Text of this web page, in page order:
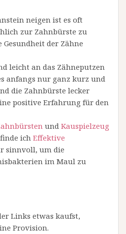
neigen ist es oft
zur Zahnbürste zu
der Zähne
leicht an das Zähneputzen
anfangs nur ganz kurz und
die Zahnbürste lecker
positive Erfahrung für den
und Kauspielzeug
ich Effektive
sinnvoll, um die
im Maul zu
Links etwas kaufst,
Provision.